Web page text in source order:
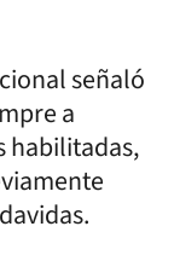
señaló
a
habilitadas,